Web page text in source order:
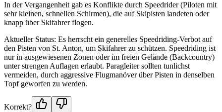
In der Vergangenheit gab es Konflikte durch Speedrider (Piloten mit
sehr kleinen, schnellen Schirmen), die auf Skipisten landeten oder
knapp über Skifahrer flogen.
Aktueller Status: Es herrscht ein generelles Speedriding-Verbot auf
den Pisten von St. Anton, um Skifahrer zu schützen. Speedriding ist
nur in ausgewiesenen Zonen oder im freien Gelände (Backcountry)
unter strengen Auflagen erlaubt. Paragleiter sollten tunlichst
vermeiden, durch aggressive Flugmanöver über Pisten in denselben
Topf geworfen zu werden.
Korrekt?